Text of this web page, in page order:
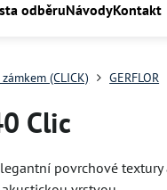
odběruNávodyKontakt
(CLICK) GERFLOR
Clic
povrchové